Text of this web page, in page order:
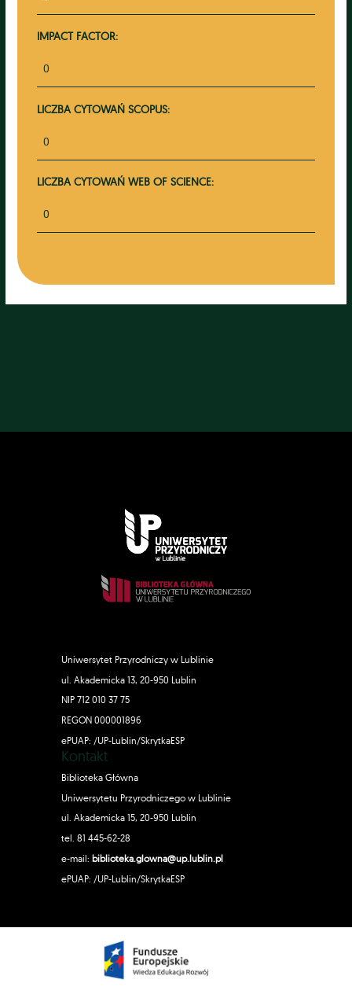
IMPACT FACTOR:
0
LICZBA CYTOWAŃ SCOPUS:
0
LICZBA CYTOWAŃ WEB OF SCIENCE:
0
Uniwersytet Przyrodniczy w Lublinie
ul. Akademicka 13, 20-950 Lublin
NIP 712 010 37 75
REGON 000001896
ePUAP: /UP-Lublin/SkrytkaESP
Kontakt
Biblioteka Główna
Uniwersytetu Przyrodniczego w Lublinie
ul. Akademicka 15, 20-950 Lublin
tel. 81 445-62-28
e-mail: biblioteka.glowna@up.lublin.pl
ePUAP: /UP-Lublin/SkrytkaESP